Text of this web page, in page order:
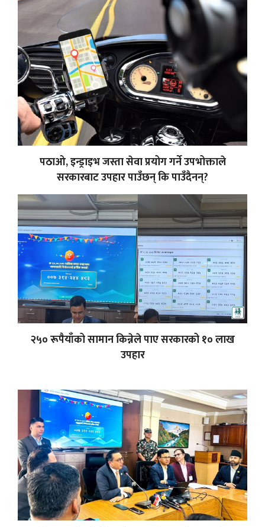
पठाओ, इन्ड्राइभ जस्ता सेवा प्रयोग गर्ने उपभोक्ताले
सरकारबाट उपहार पाउँछन् कि पाउँदैनन्?
२५० रूपैयाँको सामान किन्नेले पाए सरकारको १० लाख
उपहार